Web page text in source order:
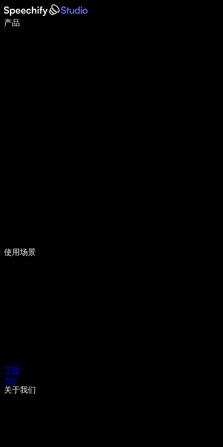
产品
使用语音输入，写作速度提升 5 倍
使用场景
下载
API
关于我们